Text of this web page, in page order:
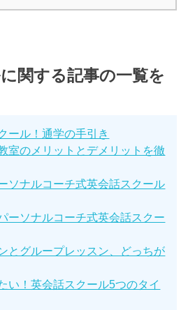
関する記事の一覧を
ール！通学の手引き
室のメリットとデメリットを徹
ソナルコーチ式英会話スクール
ーソナルコーチ式英会話スクー
とグループレッスン、どっちが
い！英会話スクール5つのタイ